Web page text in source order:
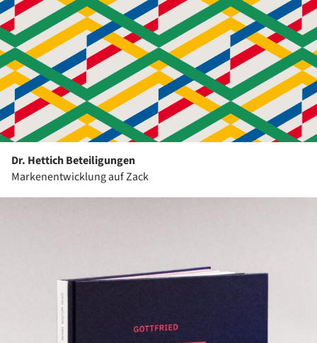
Dr. Hettich Beteiligungen
Markenentwicklung auf Zack